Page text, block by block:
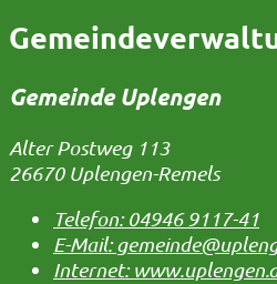
Gemeinde Uplengen
Alter Postweg 113
26670 Uplengen-Remels
Telefon:04946 9117-41
E-Mail:
Internet: